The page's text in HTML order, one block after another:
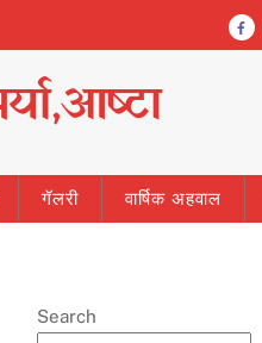
गॅलरी वार्षिक अहवाल
Search